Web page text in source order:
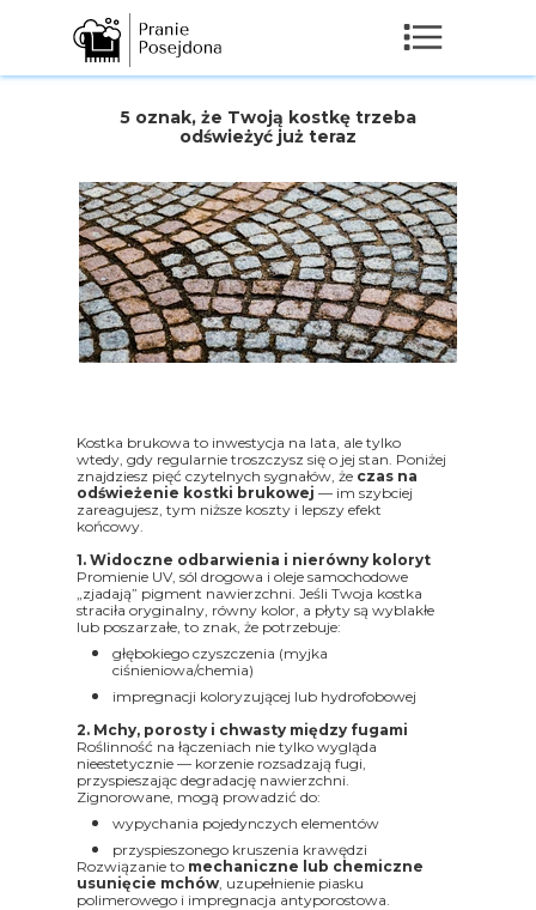
5 oznak, że Twoją kostkę trzeba
odświeżyć już teraz
Kostka brukowa to inwestycja na lata, ale tylko
wtedy, gdy regularnie troszczysz się o jej stan. Poniżej
znajdziesz pięć czytelnych sygnałów, że czas na
odświeżenie kostki brukowej — im szybciej
zareagujesz, tym niższe koszty i lepszy efekt
końcowy.
1. Widoczne odbarwienia i nierówny koloryt
Promienie UV, sól drogowa i oleje samochodowe
„zjadają” pigment nawierzchni. Jeśli Twoja kostka
straciła oryginalny, równy kolor, a płyty są wyblakłe
lub poszarzałe, to znak, że potrzebuje:
głębokiego czyszczenia (myjka
ciśnieniowa/chemia)
impregnacji koloryzującej lub hydrofobowej
2. Mchy, porosty i chwasty między fugami
Roślinność na łączeniach nie tylko wygląda
nieestetycznie — korzenie rozsadzają fugi,
przyspieszając degradację nawierzchni.
Zignorowane, mogą prowadzić do:
wypychania pojedynczych elementów
przyspieszonego kruszenia krawędzi
Rozwiązanie to mechaniczne lub chemiczne
usunięcie mchów, uzupełnienie piasku
polimerowego i impregnacja antyporostowa.